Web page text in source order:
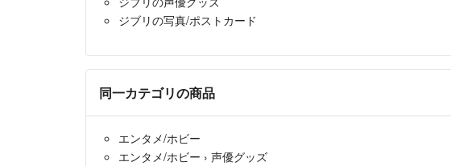
ジブリの写真/ポストカード
同一カテゴリの商品
エンタメ/ホビー
エンタメ/ホビー › 声優グッズ